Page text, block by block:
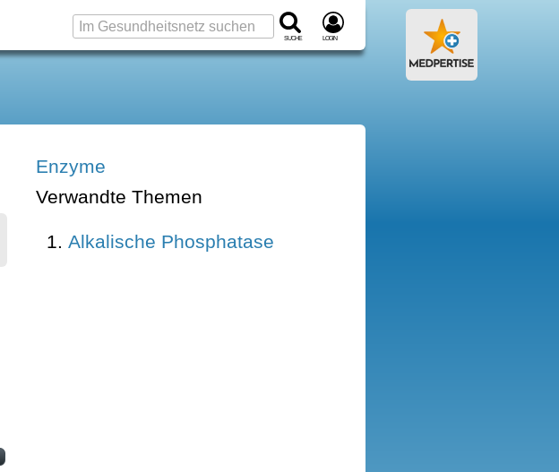
Suche Login
Enzyme
Verwandte Themen
Alkalische Phosphatase